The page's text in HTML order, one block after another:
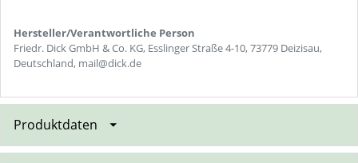
Hersteller/Verantwortliche Person
Friedr. Dick GmbH & Co. KG, Esslinger Straße 4-10, 73779 Deizisau,
Deutschland, mail@dick.de
Produktdaten